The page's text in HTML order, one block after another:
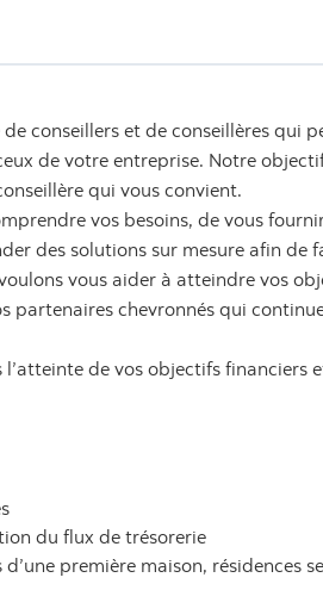
conseillers et de conseillères qui
de votre entreprise. Notre
qui vous convient.
vos besoins, de vous
des solutions sur mesure afin de
vous aider à atteindre vos
partenaires chevronnés qui
de vos objectifs financiers
du flux de trésorerie
première maison, résidences